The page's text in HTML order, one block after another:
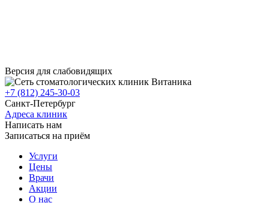
Версия для слабовидящих
+7 (812) 245-30-03
Санкт-Петербург
Адреса клиник
Написать нам
Записаться на приём
Услуги
Цены
Врачи
Акции
О нас